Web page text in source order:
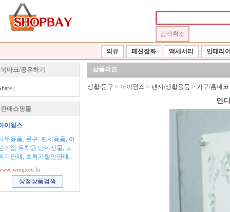
의류 패션잡화 액세서리 인테리
북마크/공유하기
판매쇼핑몰
이윙스
무용품, 문구, 팬시용품, 어
이집 유치원 단제선물, 도
가판매, 초특가할인판매.
상품의견
생활/문구 > 아이윙스 > 팬시/생활용품 > 가구/홈데코
인